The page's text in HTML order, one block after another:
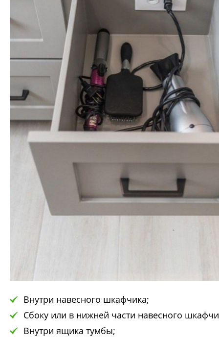
Внутри навесного шкафчика;
Сбоку или в нижней части навесного
Внутри ящика тумбы;